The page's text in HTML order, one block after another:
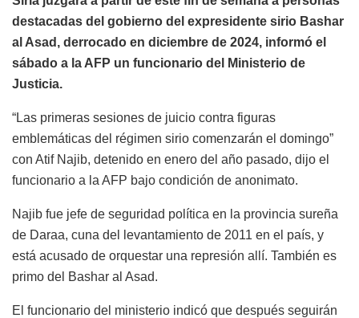
destacadas del gobierno del expresidente sirio Bashar
al Asad, derrocado en diciembre de 2024, informó el
sábado a la AFP un funcionario del Ministerio de
Justicia.
“Las primeras sesiones de juicio contra figuras
emblemáticas del régimen sirio comenzarán el domingo”
con Atif Najib, detenido en enero del año pasado, dijo el
funcionario a la AFP bajo condición de anonimato.
Najib fue jefe de seguridad política en la provincia sureña
de Daraa, cuna del levantamiento de 2011 en el país, y
está acusado de orquestar una represión allí. También es
primo del Bashar al Asad.
El funcionario del ministerio indicó que después seguirán